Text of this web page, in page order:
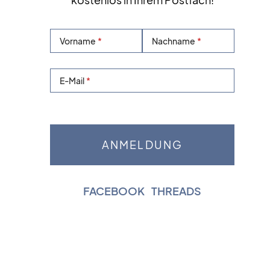
Vorname Nachname
E-Mail
FACEBOOK THREADS